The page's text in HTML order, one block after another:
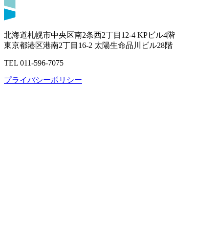
北海道札幌市中央区南2条西2丁目12-4 KPビル4階
東京都港区港南2丁目16-2 太陽生命品川ビル28階
TEL 011-596-7075
プライバシーポリシー